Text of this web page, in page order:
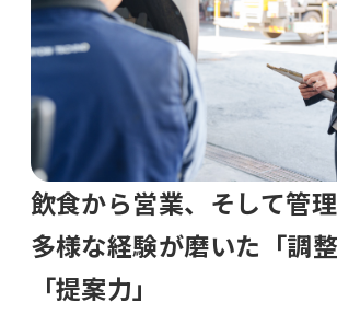
飲食から営業、そして管理
多様な経験が磨いた「調
「提案力」